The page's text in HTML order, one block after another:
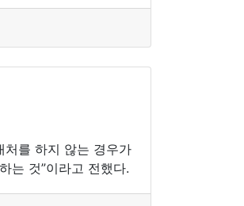
처를 하지 않는 경우가
는 것”이라고 전했다.